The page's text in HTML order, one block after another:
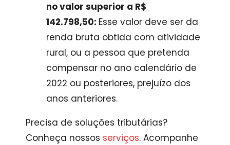
no valor superior a R$
142.798,50: Esse valor deve ser da
renda bruta obtida com atividade
rural, ou a pessoa que pretenda
compensar no ano calendário de
2022 ou posteriores, prejuízo dos
anos anteriores.
Precisa de soluções tributárias?
Conheça nossos serviços. Acompanhe